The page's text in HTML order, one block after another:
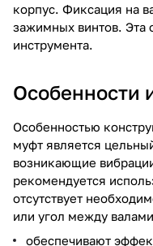
корпус. Фиксация на
зажимных винтов. Эта
инструмента.
Особенности
Особенностью
муфт является
возникающие
рекомендуется
отсутствует
или угол между
обеспечивают